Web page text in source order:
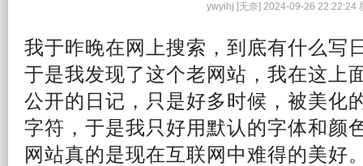
ywyihj [无奈] 2024-09-26 22:22:24
我于昨晚在网上搜索，到底有什么写
于是我发现了这个老网站，我在这上
公开的日记，只是好多时候，被美化
字符，于是我只好用默认的字体和颜
网站真的是现在互联网中难得的美好